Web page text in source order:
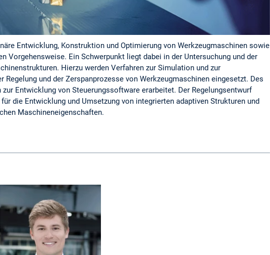
Entwicklung, Konstruktion und Optimierung von Werkzeugmaschinen sowie
Vorgehensweise. Ein Schwerpunkt liegt dabei in der Untersuchung und der
Hierzu werden Verfahren zur Simulation und zur
und der Zerspanprozesse von Werkzeugmaschinen eingesetzt. Des
Entwicklung von Steuerungssoftware erarbeitet. Der Regelungsentwurf
die Entwicklung und Umsetzung von integrierten adaptiven Strukturen und
Maschineneigenschaften.